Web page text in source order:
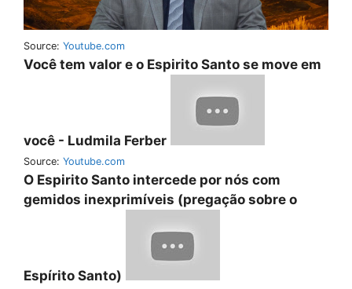
Source: Youtube.com
Você tem valor e o Espirito Santo se move em
você - Ludmila Ferber
Source: Youtube.com
O Espirito Santo intercede por nós com
gemidos inexprimíveis (pregação sobre o
Espírito Santo)